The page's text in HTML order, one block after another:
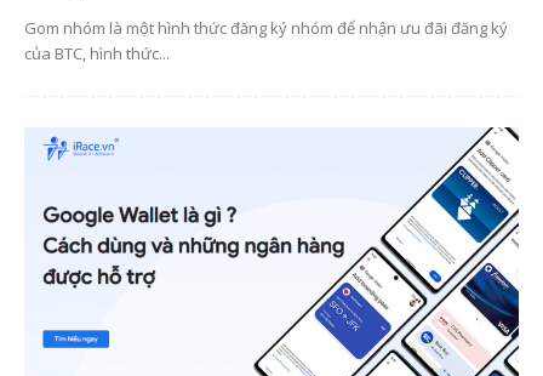
Gom nhóm là một hình thức đăng ký nhóm để nhận ưu đãi đăng ký
của BTC, hình thức...